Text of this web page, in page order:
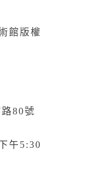
館版權
80號
午5:30